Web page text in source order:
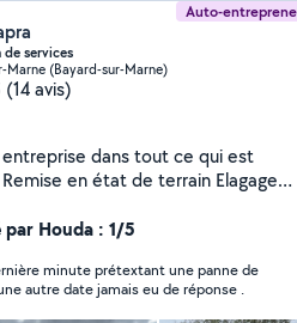
Auto-
services
Marne (Bayard-sur-Marne)
(14 avis)
Evacuation de déchet(gravât,
Houda : 1/5
minute prétextant une panne de
autre date jamais eu de réponse .